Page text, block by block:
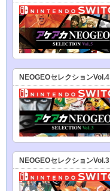
NEOGEOセレクションVol.4
NEOGEOセレクションVol.3